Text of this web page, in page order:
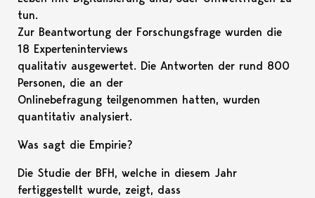
tun.
Zur Beantwortung der Forschungsfrage wurden die
18 Experteninterviews
qualitativ ausgewertet. Die Antworten der rund 800
Personen, die an der
Onlinebefragung teilgenommen hatten, wurden
quantitativ analysiert.
Was sagt die Empirie?
Die Studie der BFH, welche in diesem Jahr
fertiggestellt wurde, zeigt, dass